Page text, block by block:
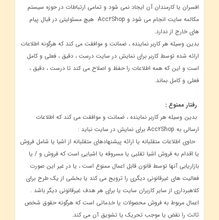
افسران یا کارمندان آن ایجاد نمی شود و تمامی ارتباطات در حوزه سیستم
مکالمه سایت انجام می شود و Acc2Shop هیچ مسئولیتی در قبال پیام
های خارج از ندارد.
بدین وسیله هر کاربر نماینده ، ضمانت و موافقت می کند که هرگونه اطلاعات
ارائه شده توسط کاربر برای نمایش در سایت درست ، دقیق ، فعلی و کامل
است و این که همه اطلاعات را حفظ و اصلاح می کند تا درست ، دقیق ،
فعلی و کامل بماند.
رفتار ممنوع :
بدین وسیله هر کاربر نماینده ، ضمانت و موافقت می کند که اطلاعات
ارسالی به Acc2Shop برای نمایش در سایت نباید :
حاوی اطلاعات متقلبانه یا ارائه پیشنهادهای متقلبانه از اشیا یا شامل فروش
یا اقدام به فروش اشیا تقلبی یا مسروقه یا اشیایی است که فروش و / یا
بازاریابی آنها توسط قانون قابل اعمال ممنوع است ، یا در غیر این صورت
فعالیت های غیرقانونی دیگری را ترویج می کند یا بخشی از یک طرح برای
کلاهبرداری از سایر کاربران سایت یا برای هر هدف غیرقانونی دیگر باشد .
اعمال مربوط به فروش محصولات یا خدماتی است که هرگونه حقوق شخص
ثالث را نقض یا موجب تحریک یا تشویق آن می کند.